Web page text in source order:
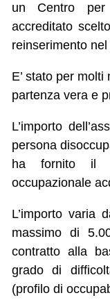
un Centro
accreditato
reinserimento
E’ stato per
partenza vera e
L’importo
persona
ha fornito il
occupazionale
L’importo varia
massimo di
contratto alla
grado di
(profilo di